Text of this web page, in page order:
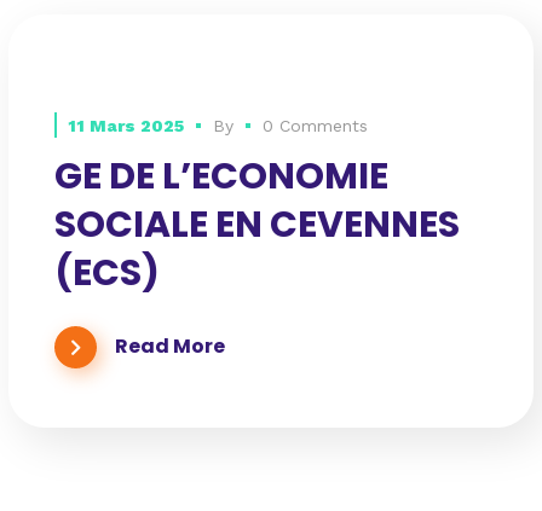
11 Mars 2025 By 0 Comments
GE DE L’ECONOMIE
SOCIALE EN CEVENNES
(ECS)
Read More